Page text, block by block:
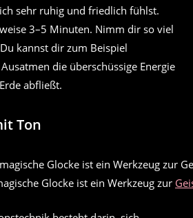
sehr ruhig und friedlich fühlst.
3–5 Minuten. Nimm dir so viel
kannst dir zum Beispiel
die überschüssige Energie
abfließt.
Ton
Glocke ist ein Werkzeug zur